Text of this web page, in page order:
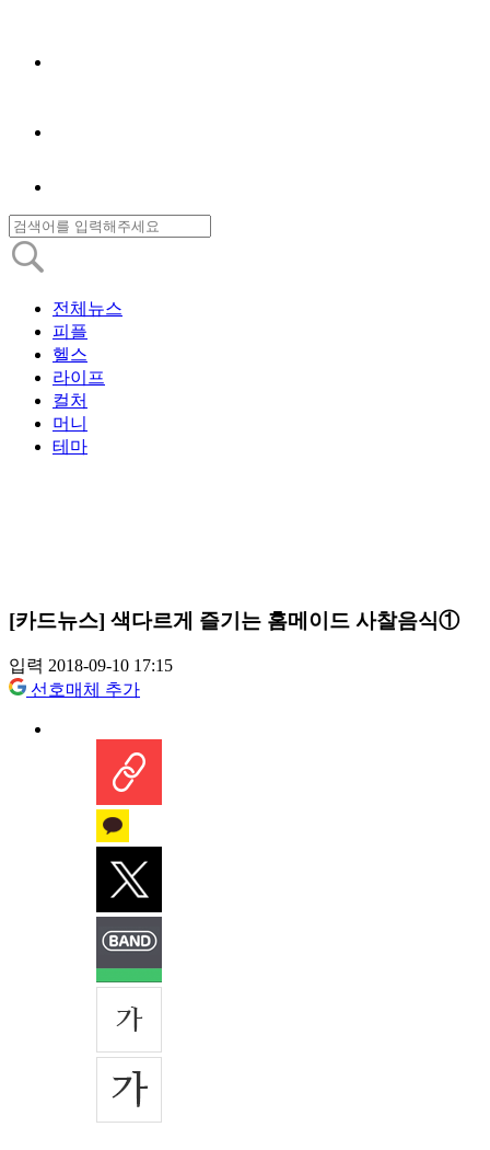
전체뉴스
피플
헬스
라이프
컬처
머니
테마
[카드뉴스] 색다르게 즐기는 홈메이드 사찰음식①
입력 2018-09-10 17:15
선호매체 추가